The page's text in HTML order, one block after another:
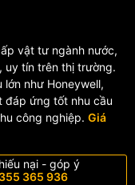
vật tư ngành nước,
uy tín trên thị trường.
như Honeywell,
đáp ứng tốt nhu cầu
công nghiệp. Giá
nại - góp ý
365 936